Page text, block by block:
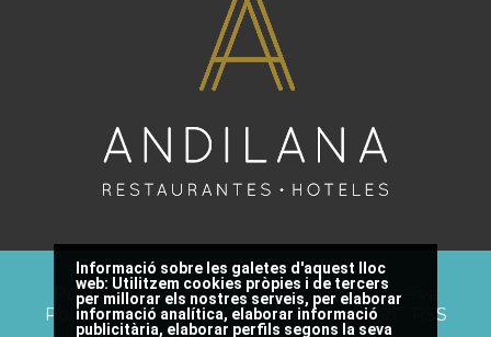
Informació sobre les galetes d'aquest lloc
web: Utilitzem cookies pròpies i de tercers
per millorar els nostres serveis, per elaborar
informació analítica, elaborar informació
publicitària, elaborar perfils segons la seva
Política de privacitat
Condicions de reserva
Política de cookies
Avís legal Site Map RSS